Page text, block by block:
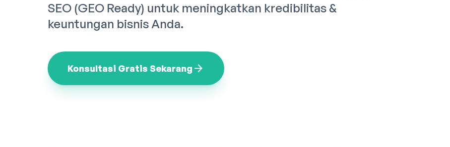
SEO (GEO Ready) untuk meningkatkan kredibilitas &
keuntungan bisnis Anda.
Konsultasi Gratis Sekarang arrow_forward